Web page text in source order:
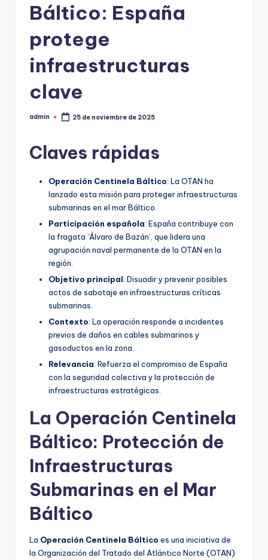
Báltico: España
protege
infraestructuras
clave
Publicado
admin 25 de noviembre de 2025
Claves rápidas
Operación Centinela Báltico: La OTAN ha
lanzado esta misión para proteger infraestructuras
submarinas en el mar Báltico.
Participación española: España contribuye con
la fragata ‘Álvaro de Bazán’, que lidera una
agrupación naval permanente de la OTAN en la
región.
Objetivo principal: Disuadir y prevenir posibles
actos de sabotaje en infraestructuras críticas
submarinas.
Contexto: La operación responde a incidentes
previos de daños en cables submarinos y
gasoductos en la zona.
Relevancia: Refuerza el compromiso de España
con la seguridad colectiva y la protección de
infraestructuras estratégicas.
La Operación Centinela
Báltico: Protección de
Infraestructuras
Submarinas en el Mar
Báltico
La Operación Centinela Báltico es una iniciativa de
la Organización del Tratado del Atlántico Norte (OTAN)